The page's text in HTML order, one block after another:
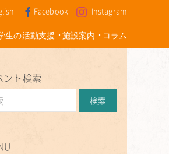
Facebook Instagram
生の活動支援 施設案内 コラム
ント検索